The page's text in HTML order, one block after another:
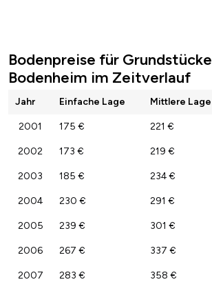
Bodenpreise für
Bodenheim im Zeitverlauf
Jahr Einfache Lage Mittlere Lage
2001 175 € 221 €
2002 173 € 219 €
2003 185 € 234 €
2004 230 € 291 €
2005 239 € 301 €
2006 267 € 337 €
2007 283 € 358 €